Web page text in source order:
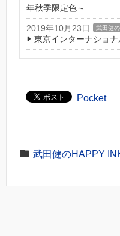
年秋季限定色～
2019年10月23日 武田健
東京インターナショ
Pocket
武田健のHAPPY